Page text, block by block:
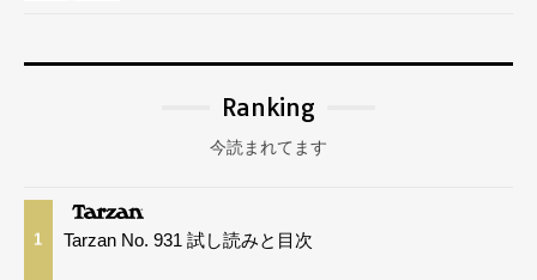
Ranking
今読まれてます
1 Tarzan No. 931 試し読みと目次